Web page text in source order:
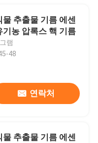
물 추출물 기름 에센
기농 압록스 핵 기름
램
48
연락처
물 추출물 기름 에센